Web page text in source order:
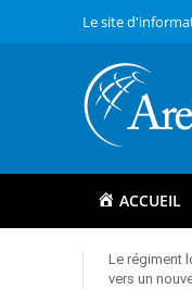
Le site
ACCUEIL
Le régiment
vers un